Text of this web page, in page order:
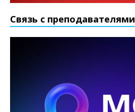
Связь с преподавателями